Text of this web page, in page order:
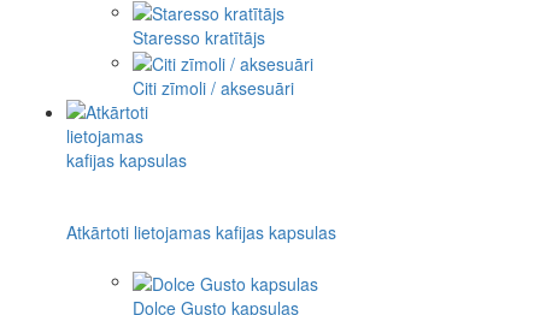
Staresso kratītājs
Citi zīmoli / aksesuāri
Atkārtoti lietojamas kafijas kapsulas